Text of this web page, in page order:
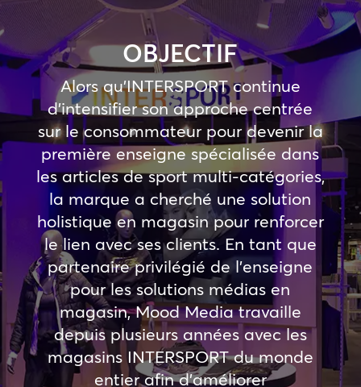
OBJECTIF
Alors qu’INTERSPORT continue
d’intensifier son approche centrée
sur le consommateur pour devenir la
première enseigne spécialisée dans
les articles de sport multi-catégories,
la marque a cherché une solution
holistique en magasin pour renforcer
le lien avec ses clients. En tant que
partenaire privilégié de l’enseigne
pour les solutions médias en
magasin, Mood Media travaille
depuis plusieurs années avec les
magasins INTERSPORT du monde
entier afin d’améliorer